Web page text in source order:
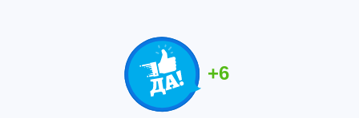
+6